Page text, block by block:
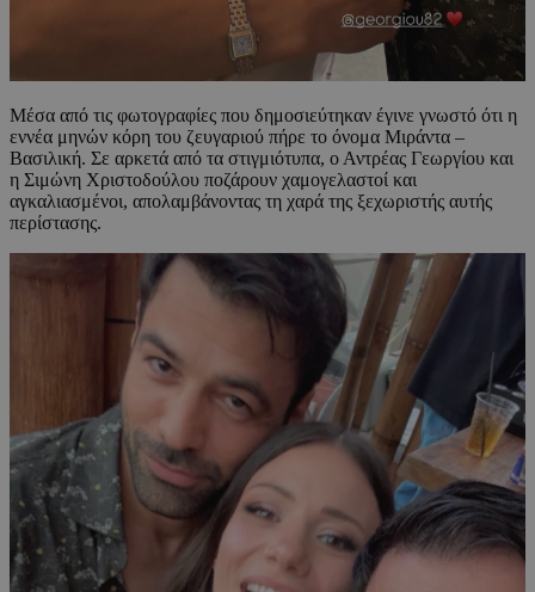
Μέσα από τις φωτογραφίες που δημοσιεύτηκαν έγινε γνωστό ότι η
εννέα μηνών κόρη του ζευγαριού πήρε το όνομα Μιράντα –
Βασιλική. Σε αρκετά από τα στιγμιότυπα, ο Αντρέας Γεωργίου και
η Σιμώνη Χριστοδούλου ποζάρουν χαμογελαστοί και
αγκαλιασμένοι, απολαμβάνοντας τη χαρά της ξεχωριστής αυτής
περίστασης.